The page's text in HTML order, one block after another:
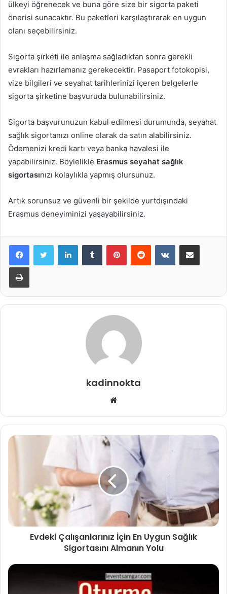
ülkeyi öğrenecek ve buna göre size bir sigorta paketi
önerisi sunacaktır. Bu paketleri karşılaştırarak en uygun
olanı seçebilirsiniz.
Sigorta şirketi ile anlaşma sağladıktan sonra gerekli
evrakları hazırlamanız gerekecektir. Pasaport fotokopisi,
vize bilgileri ve seyahat tarihlerinizi içeren belgelerle
sigorta şirketine başvuruda bulunabilirsiniz.
Sigorta başvurunuzun kabul edilmesi durumunda, seyahat
sağlık sigortanızı online olarak da satın alabilirsiniz.
Ödemenizi kredi kartı veya banka havalesi ile
yapabilirsiniz. Böylelikle Erasmus seyahat sağlık
sigortasınızı kolaylıkla yapmış olursunuz.
Artık sorunsuz ve güvenli bir şekilde yurtdışındaki
Erasmus deneyiminizi yaşayabilirsiniz.
LinkedInTumblr PinterestReddit VKontakteE-Posta ile paylaş
Yazdır
kadinnokta
Web
Evdeki Çalışanlarınız İçin En Uygun Sağlık
Sigortasını Almanın Yolu